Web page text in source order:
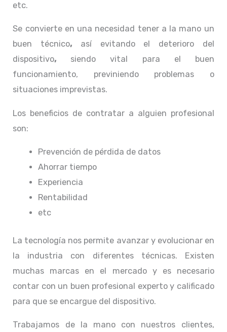
etc.
Se convierte en una necesidad tener a la mano un
buen técnico, así evitando el deterioro del
dispositivo, siendo vital para el buen
funcionamiento, previniendo problemas o
situaciones imprevistas.
Los beneficios de contratar a alguien profesional
son:
Prevención de pérdida de datos
Ahorrar tiempo
Experiencia
Rentabilidad
etc
La tecnología nos permite avanzar y evolucionar en
la industria con diferentes técnicas. Existen
muchas marcas en el mercado y es necesario
contar con un buen profesional experto y calificado
para que se encargue del dispositivo.
Trabajamos de la mano con nuestros clientes,